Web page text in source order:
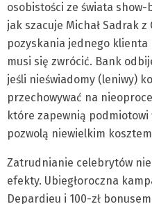
osobistości ze świata
jak szacuje Michał Sadrak
pozyskania jednego klienta
musi się zwrócić. Bank
jeśli nieświadomy (leniwy)
przechowywać na
które zapewnią podmiotowi
pozwolą niewielkim
Zatrudnianie celebrytów
efekty. Ubiegłoroczna
Depardieu i 100-zł